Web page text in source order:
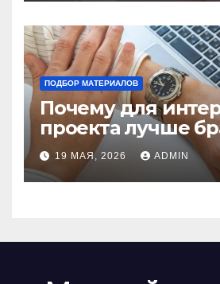
ПОДБОР МАТЕРИАЛОВ
Почему для
проекта лучше
отдельный
преимущества и
аспекты
19 МАЯ, 2026 ADMIN